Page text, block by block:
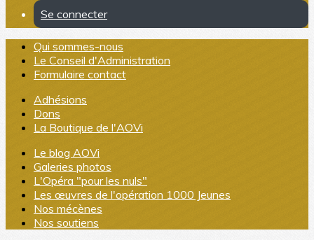
Se connecter
Qui sommes-nous
Le Conseil d'Administration
Formulaire contact
Adhésions
Dons
La Boutique de l'AOVi
Le blog AOVi
Galeries photos
L'Opéra "pour les nuls"
Les œuvres de l'opération 1000 Jeunes
Nos mécènes
Nos soutiens